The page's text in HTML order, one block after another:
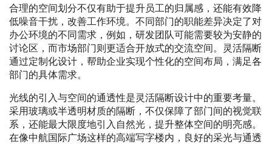
合理的空间划分不仅有助于提升员工的归属感，还能有效降
低噪音干扰，改善工作环境。不同部门的职能差异决定了对
办公环境的不同需求，例如，研发团队可能需要较为安静的
讨论区，而市场部门则更适合开放式的交流空间。灵活隔断
通过定制化设计，帮助企业实现个性化的空间布局，满足各
部门的具体需求。
光线的引入与空间的通透性是灵活隔断设计中的重要考量。
采用玻璃或半透明材质的隔断，不仅保障了部门间的视觉联
系，还能最大限度地引入自然光，提升整体空间的明亮感。
在像中航国际广场这样的高端写字楼内，良好的采光与通透